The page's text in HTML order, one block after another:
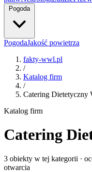
Pogoda
PogodaJakość powietrza
fakty-wwl.pl
/
Katalog firm
/
Catering Dietetyczny
Katalog firm
Catering
3 obiekty w tej kategorii ·
otwarcia